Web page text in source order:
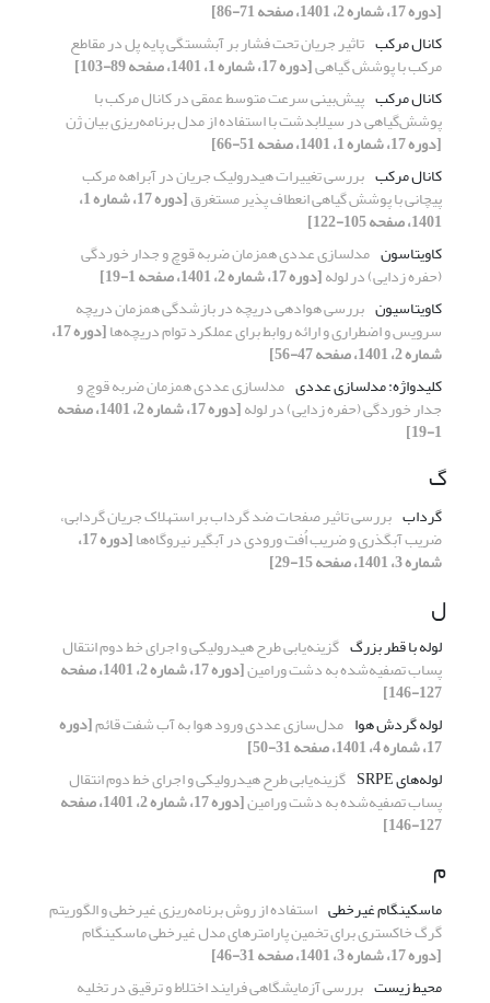
[دوره 17، شماره 2، 1401، صفحه 71-86]
کانال مرکب تاثیر جریان تحت فشار بر آبشستگی پایه پل در مقاطع
مرکب با پوشش گیاهی[دوره 17، شماره 1، 1401، صفحه 89-103]
کانال مرکب پیش‌بینی سرعت متوسط عمقی در کانال مرکب با
پوشش‌گیاهی در سیلابدشت با استفاده از مدل برنامه‌ریزی بیان ژن
[دوره 17، شماره 1، 1401، صفحه 51-66]
کانال مرکب بررسی تغییرات هیدرولیک جریان در آبراهه مرکب
پیچانی با پوشش گیاهی انعطاف پذیر مستغرق [دوره 17، شماره 1،
1401، صفحه 105-122]
کاویتاسون مدلسازی عددی همزمان ضربه قوچ و جدار خوردگی
(حفره زدایی) در لوله[دوره 17، شماره 2، 1401، صفحه 1-19]
کاویتاسیون بررسی هوادهی دریچه در بازشدگی همزمان دریچه
سرویس و اضطراری و ارائه روابط برای عملکرد توام دریچه‌ها [دوره 17،
شماره 2، 1401، صفحه 47-56]
کلیدواژه: مدلسازی عددی مدلسازی عددی همزمان ضربه قوچ و
جدار خوردگی (حفره زدایی) در لوله [دوره 17، شماره 2، 1401، صفحه
1-19]
گ
گرداب بررسی تاثیر صفحات ضد گرداب بر استهلاک جریان گردابی،
ضریب آبگذری و ضریب اُفت ورودی در آبگیر نیروگاه‌ها [دوره 17،
شماره 3، 1401، صفحه 15-29]
ل
لوله با قطر بزرگ گزینه‌یابی طرح هیدرولیکی و اجرای خط دوم انتقال
پساب تصفیه‌شده به دشت ورامین [دوره 17، شماره 2، 1401، صفحه
127-146]
لوله گردش هوا مدل‌سازی عددی ورود هوا به آب شفت قائم[دوره
17، شماره 4، 1401، صفحه 31-50]
لوله‌های SRPE
گزینه‌یابی طرح هیدرولیکی و اجرای خط دوم انتقال
پساب تصفیه‌شده به دشت ورامین [دوره 17، شماره 2، 1401، صفحه
127-146]
م
ماسکینگام غیرخطی استفاده از روش برنامه‌ریزی غیرخطی و الگوریتم
گرگ خاکستری برای تخمین پارامترهای مدل غیرخطی ماسکینگام
[دوره 17، شماره 3، 1401، صفحه 31-46]
محیط زیست بررسی آزمایشگاهی فرایند اختلاط و ترقیق در تخلیه